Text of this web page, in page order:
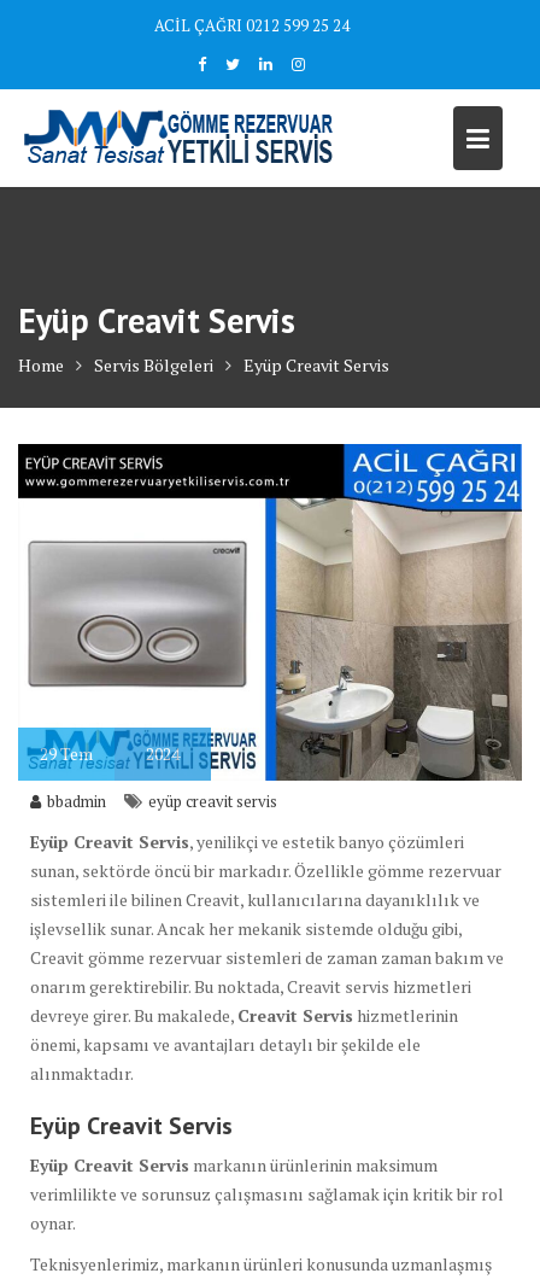
ACİL ÇAĞRI 0212 599 25 24
Eyüp Creavit Servis
Home Servis Bölgeleri Eyüp Creavit Servis
29Tem 2024
bbadmin eyüp creavit servis
Eyüp Creavit Servis, yenilikçi ve estetik banyo çözümleri
sunan, sektörde öncü bir markadır. Özellikle gömme rezervuar
sistemleri ile bilinen Creavit, kullanıcılarına dayanıklılık ve
işlevsellik sunar. Ancak her mekanik sistemde olduğu gibi,
Creavit gömme rezervuar sistemleri de zaman zaman bakım ve
onarım gerektirebilir. Bu noktada, Creavit servis hizmetleri
devreye girer. Bu makalede, Creavit Servis hizmetlerinin
önemi, kapsamı ve avantajları detaylı bir şekilde ele
alınmaktadır.
Eyüp Creavit Servis
Eyüp Creavit Servis markanın ürünlerinin maksimum
verimlilikte ve sorunsuz çalışmasını sağlamak için kritik bir rol
oynar.
Teknisyenlerimiz, markanın ürünleri konusunda uzmanlaşmış